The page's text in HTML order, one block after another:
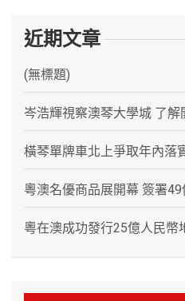
近期文章
(無標題)
岑浩輝視察澳琴大學城 了
橫琴單牌車北上爭取年內落
粵澳名優商品展開幕 簽署49
粵在澳成功發行25億人民幣